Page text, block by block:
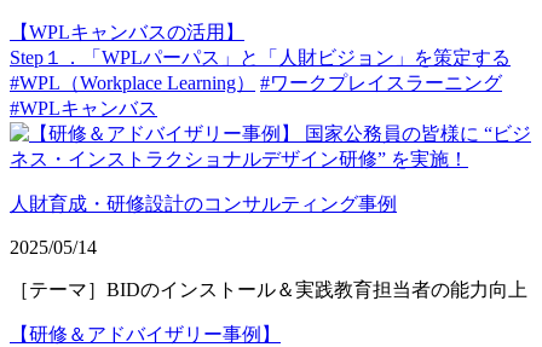
【WPLキャンバスの活用】
Step１．「WPLパーパス」と「人財ビジョン」を策定する
#WPL（Workplace Learning）
#ワークプレイスラーニング
#WPLキャンバス
人財育成・研修設計のコンサルティング事例
2025/05/14
［テーマ］BIDのインストール＆実践教育担当者の能力向上
【研修＆アドバイザリー事例】